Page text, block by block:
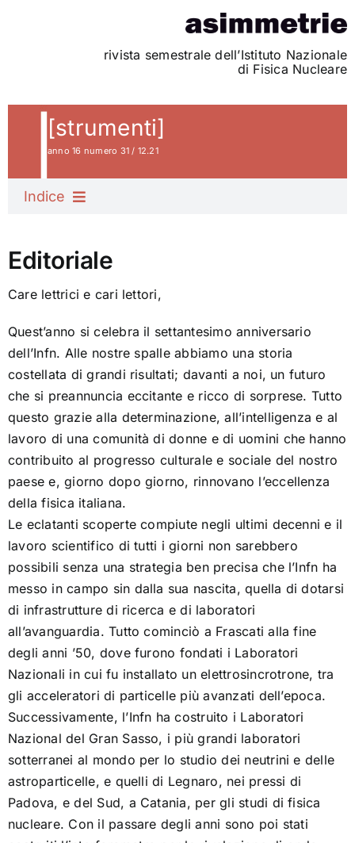
rivista semestrale dell’Istituto Nazionale
di Fisica Nucleare
[strumenti]
anno 16 numero 31 / 12.21
Indice
La cassetta degli attrezzi
L’anello delle meraviglie
Megamacchine per il microcosmo
Disegnare percorsi invisibili
Particelle in cerca di identità
Flash and chips
Vedere oltre la luce
Mostra le tue debolezze
Ascoltando la sinfonia dell’universo
Strumenti informatici
[as] radici – Tu mi fai girar
Editoriale
Care lettrici e cari lettori,
Quest’anno si celebra il settantesimo anniversario
dell’Infn. Alle nostre spalle abbiamo una storia
costellata di grandi risultati; davanti a noi, un futuro
che si preannuncia eccitante e ricco di sorprese. Tutto
questo grazie alla determinazione, all’intelligenza e al
lavoro di una comunità di donne e di uomini che hanno
contribuito al progresso culturale e sociale del nostro
paese e, giorno dopo giorno, rinnovano l’eccellenza
della fisica italiana.
Le eclatanti scoperte compiute negli ultimi decenni e il
lavoro scientifico di tutti i giorni non sarebbero
possibili senza una strategia ben precisa che l’Infn ha
messo in campo sin dalla sua nascita, quella di dotarsi
di infrastrutture di ricerca e di laboratori
all’avanguardia. Tutto cominciò a Frascati alla fine
degli anni ’50, dove furono fondati i Laboratori
Nazionali in cui fu installato un elettrosincrotrone, tra
gli acceleratori di particelle più avanzati dell’epoca.
Successivamente, l’Infn ha costruito i Laboratori
Nazional del Gran Sasso, i più grandi laboratori
sotterranei al mondo per lo studio dei neutrini e delle
astroparticelle, e quelli di Legnaro, nei pressi di
Padova, e del Sud, a Catania, per gli studi di fisica
nucleare. Con il passare degli anni sono poi stati